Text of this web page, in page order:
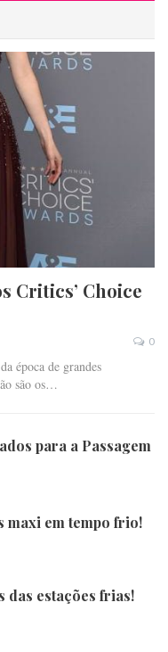
Critics’ Choice
0
época de grandes
são os…
para a Passagem
maxi em tempo frio!
das estações frias!